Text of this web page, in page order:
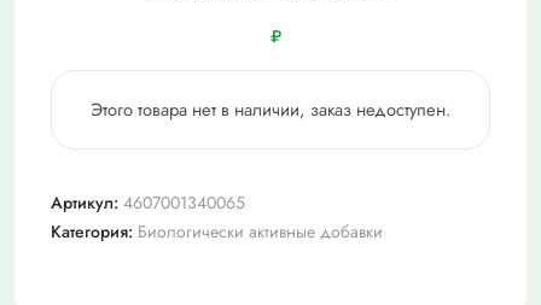
₽
Этого товара нет в наличии, заказ недоступен.
Артикул: 4607001340065
Категория: Биологически активные добавки